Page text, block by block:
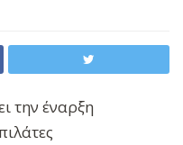
την έναρξη